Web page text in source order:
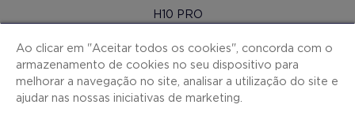
H10 PRO
SALA DE IMPRENSA
MAPA DO SITE
CONDIÇOES CONTRATAÇAO
Ao clicar em "Aceitar todos os cookies", concorda com o
armazenamento de cookies no seu dispositivo para
melhorar a navegação no site, analisar a utilização do site e
ajudar nas nossas iniciativas de marketing.